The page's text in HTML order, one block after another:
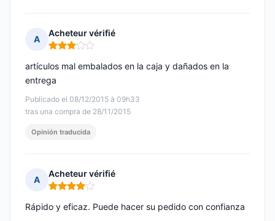
A
Acheteur vérifié
Nota: 3 de 5
Publicado el 08/12/2015 à 09h33
tras una compra de 28/11/2015
artículos mal embalados en la caja y dañados en la
entrega
Opinión traducida
A
Acheteur vérifié
Nota: 4 de 5
Rápido y eficaz. Puede hacer su pedido con confianza